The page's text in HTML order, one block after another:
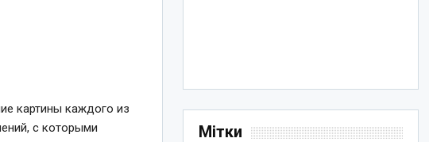
картины каждого из
с которыми
Мітки